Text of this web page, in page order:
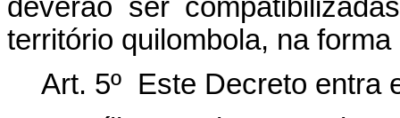
deverão ser
território quilombola, na
Art. 5º Este Decreto entra